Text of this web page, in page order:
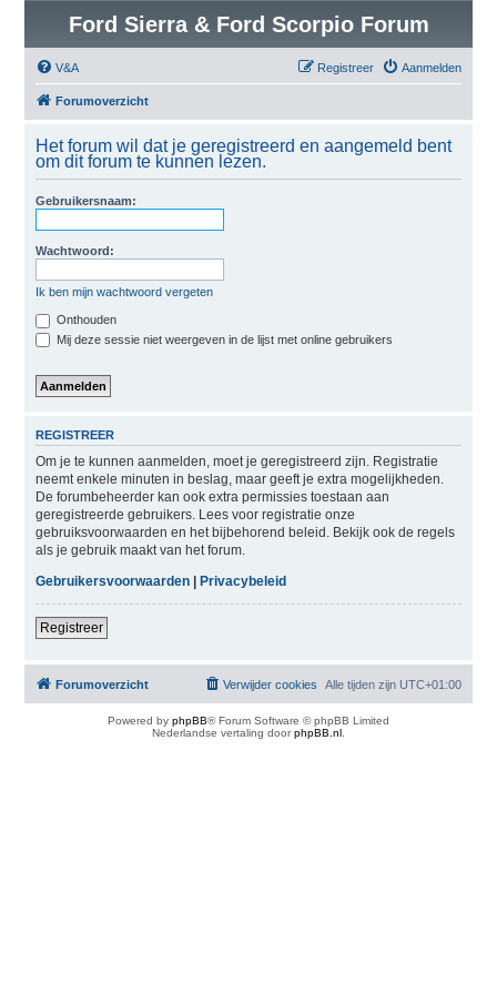
Ford Sierra & Ford Scorpio Forum
V&A Aanmelden
Registreer
Forumoverzicht
Het forum wil dat je geregistreerd en aangemeld bent
om dit forum te kunnen lezen.
Gebruikersnaam:
Wachtwoord:
Ik ben mijn wachtwoord vergeten
Onthouden
Mij deze sessie niet weergeven in de lijst met online gebruikers
REGISTREER
Om je te kunnen aanmelden, moet je geregistreerd zijn. Registratie
neemt enkele minuten in beslag, maar geeft je extra mogelijkheden.
De forumbeheerder kan ook extra permissies toestaan aan
geregistreerde gebruikers. Lees voor registratie onze
gebruiksvoorwaarden en het bijbehorend beleid. Bekijk ook de regels
als je gebruik maakt van het forum.
Gebruikersvoorwaarden| Privacybeleid
Registreer
Forumoverzicht Alle tijden zijn UTC+01:00
Verwijder cookies
Powered by phpBB® Forum Software © phpBB Limited
Nederlandse vertaling doorphpBB.nl